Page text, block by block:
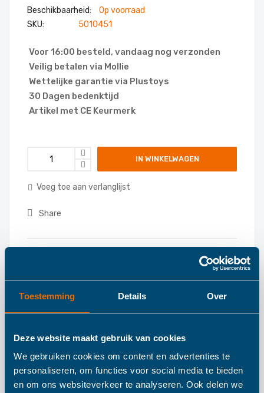
Toestemming Details Over
Deze website maakt gebruik van cookies
We gebruiken cookies om content en advertenties te
personaliseren, om functies voor social media te bieden
en om ons websiteverkeer te analyseren. Ook delen we
de
afbeeldingen-
van
de
gallerij
Op voorraad
SKU
5010451
Voor 16:00 besteld, vandaag nog verzonden
Veilig betalen via Mollie
Wettelijke garantie via Plustoys
30 Dagen bedenktijd
Artikel met CE Keurmerk
IN WINKELWAGEN
Voeg toe aan verlanglijst
Share
Details
Kid O Duikboot Geel